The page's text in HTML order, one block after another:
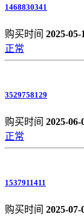
1468830341
购买时间 2025-05-
正常
3529758129
购买时间 2025-06-
正常
1537911411
购买时间 2025-07-